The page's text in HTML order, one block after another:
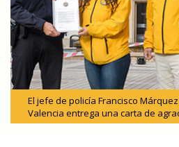
El jefe de policía Francisco
Valencia entrega una carta de